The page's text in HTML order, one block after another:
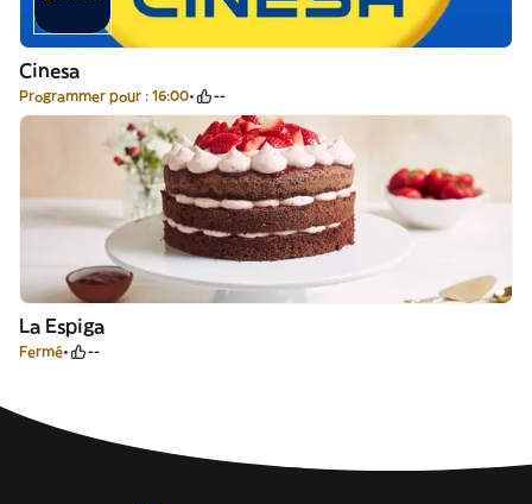
Cinesa
Programmer pour : 16:00 --
La Espiga
Fermé --